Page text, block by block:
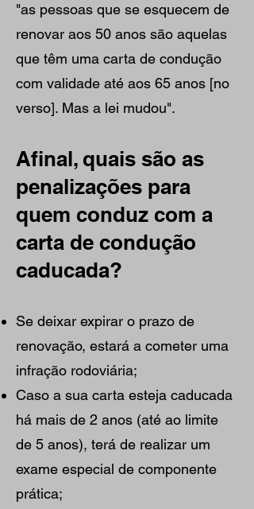
"as pessoas que se esquecem de
renovar aos 50 anos são aquelas
que têm uma carta de condução
com validade até aos 65 anos [no
verso]. Mas a lei mudou".
Afinal, quais são as
penalizações para
quem conduz com a
carta de condução
caducada?
Se deixar expirar o prazo de
renovação, estará a cometer uma
infração rodoviária;
Caso a sua carta esteja caducada
há mais de 2 anos (até ao limite
de 5 anos), terá de realizar um
exame especial de componente
prática;